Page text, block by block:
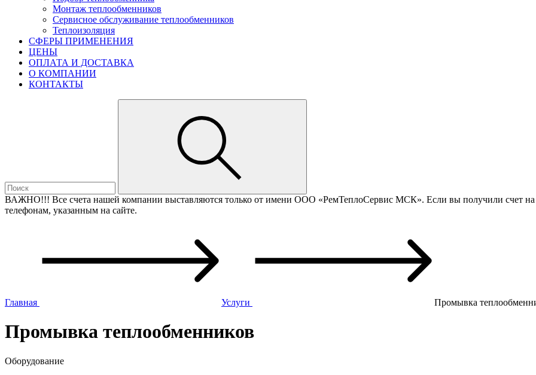
Монтаж теплообменников
Сервисное обслуживание теплообменников
Теплоизоляция
СФЕРЫ ПРИМЕНЕНИЯ
ЦЕНЫ
ОПЛАТА И ДОСТАВКА
О КОМПАНИИ
КОНТАКТЫ
ВАЖНО!!! Все счета нашей компании выставляются только от имени ООО «РемТеплоСервис МСК». Если вы получили счет
телефонам, указанным на сайте.
Главная Услуги Промывка
Промывка теплообменников
Оборудование